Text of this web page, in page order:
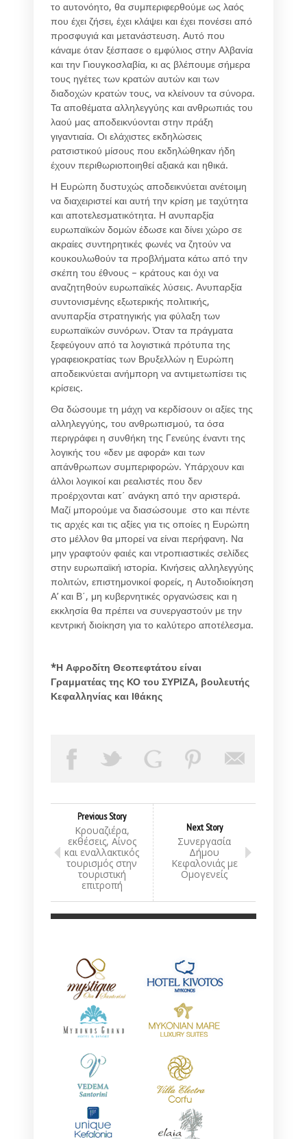
το αυτονόητο, θα συμπεριφερθούμε ως λαός
που έχει ζήσει, έχει κλάψει και έχει πονέσει από
προσφυγιά και μετανάστευση. Αυτό που
κάναμε όταν ξέσπασε ο εμφύλιος στην Αλβανία
και την Γιουγκοσλαβία, κι ας βλέπουμε σήμερα
τους ηγέτες των κρατών αυτών και των
διαδοχών κρατών τους, να κλείνουν τα σύνορα.
Τα αποθέματα αλληλεγγύης και ανθρωπιάς του
λαού μας αποδεικνύονται στην πράξη
γιγαντιαία. Οι ελάχιστες εκδηλώσεις
ρατσιστικού μίσους που εκδηλώθηκαν ήδη
έχουν περιθωριοποιηθεί αξιακά και ηθικά.
Η Ευρώπη δυστυχώς αποδεικνύεται ανέτοιμη
να διαχειριστεί και αυτή την κρίση με ταχύτητα
και αποτελεσματικότητα. Η ανυπαρξία
ευρωπαϊκών δομών έδωσε και δίνει χώρο σε
ακραίες συντηρητικές φωνές να ζητούν να
κουκουλωθούν τα προβλήματα κάτω από την
σκέπη του έθνους – κράτους και όχι να
αναζητηθούν ευρωπαϊκές λύσεις. Ανυπαρξία
συντονισμένης εξωτερικής πολιτικής,
ανυπαρξία στρατηγικής για φύλαξη των
ευρωπαϊκών συνόρων. Όταν τα πράγματα
ξεφεύγουν από τα λογιστικά πρότυπα της
γραφειοκρατίας των Βρυξελλών η Ευρώπη
αποδεικνύεται ανήμπορη να αντιμετωπίσει τις
κρίσεις.
Θα δώσουμε τη μάχη να κερδίσουν οι αξίες της
αλληλεγγύης, του ανθρωπισμού, τα όσα
περιγράφει η συνθήκη της Γενεύης έναντι της
λογικής του «δεν με αφορά» και των
απάνθρωπων συμπεριφορών. Υπάρχουν και
άλλοι λογικοί και ρεαλιστές που δεν
προέρχονται κατ΄ ανάγκη από την αριστερά.
Μαζί μπορούμε να διασώσουμε στο και πέντε
τις αρχές και τις αξίες για τις οποίες η Ευρώπη
στο μέλλον θα μπορεί να είναι περήφανη. Να
μην γραφτούν φαιές και ντροπιαστικές σελίδες
στην ευρωπαϊκή ιστορία. Κινήσεις αλληλεγγύης
πολιτών, επιστημονικοί φορείς, η Αυτοδιοίκηση
Α’ και Β΄, μη κυβερνητικές οργανώσεις και η
εκκλησία θα πρέπει να συνεργαστούν με την
κεντρική διοίκηση για το καλύτερο αποτέλεσμα.
*Η Αφροδίτη Θεοπεφτάτου είναι
Γραμματέας της ΚΟ του ΣΥΡΙΖΑ, βουλευτής
Κεφαλληνίας και Ιθάκης
Previous Story
Κρουαζιέρα,
εκθέσεις, Αίνος
και εναλλακτικός
τουρισμός στην
τουριστική
επιτροπή
Next Story
Συνεργασία
Δήμου
Κεφαλονιάς με
Ομογενείς